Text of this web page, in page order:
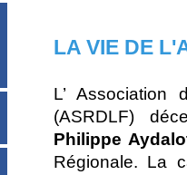
LA VIE DE
L’ Association
(ASRDLF)
Philippe
Régionale. La